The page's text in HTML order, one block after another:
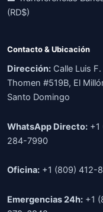
(RD$)
Contacto & Ubicación
Dirección: Calle Luis F.
Thomen #519B, El
Santo Domingo
WhatsApp Directo: +1
284-7990
Oficina: +1 (809) 412-
Emergencias 24h: +1